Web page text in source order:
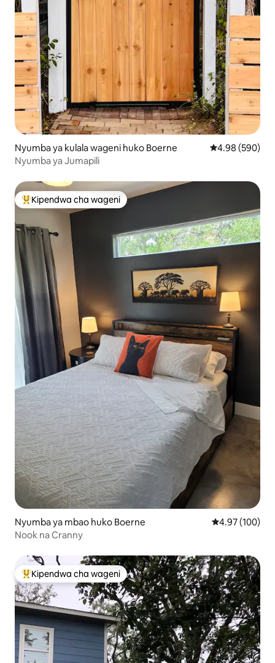
Nyumba ya kulala wageni huko Boerne Ukadiriaji wa
4.98 (590)
Nyumba ya Jumapili
Kipendwa maarufu cha wageni
Kipendwa cha wageni
Nyumba ya mbao huko Boerne Ukadiriaji wa
4.97 (100)
Nook na Cranny
Kipendwa maarufu cha wageni
Kipendwa cha wageni